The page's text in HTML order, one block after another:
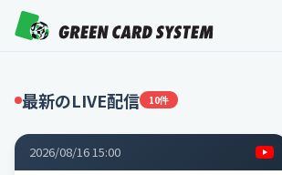
最新のLIVE配信 10件
2026/08/16 15:00